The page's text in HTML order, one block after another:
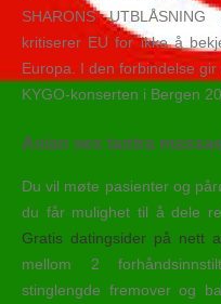
SHARONS
kritiserer EU for ikke å
Europa. I den forbindelse
KYGO-konserten i Bergen
Asian sex tantra
Du vil møte pasienter og
du får mulighet til å dele
Gratis datingsider på nett
mellom 2
stinglengde fremover og